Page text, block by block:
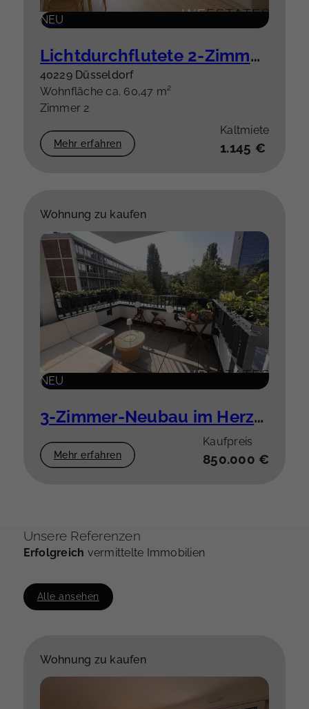
NEU
Lichtdurchflutete 2-Zimmer-Wohnung mit Balkon – hochwertige Einbauküche optional
40229 Düsseldorf
Wohnfläche ca. 60,47 m²
Zimmer 2
Mehr erfahren
Kaltmiete
1.145 €
Wohnung zu kaufen
NEU
3-Zimmer-Neubau im Herzen der Stadt
Mehr erfahren
Kaufpreis
850.000 €
Unsere Referenzen
Erfolgreich vermittelte Immobilien
Alle ansehen
Wohnung zu kaufen